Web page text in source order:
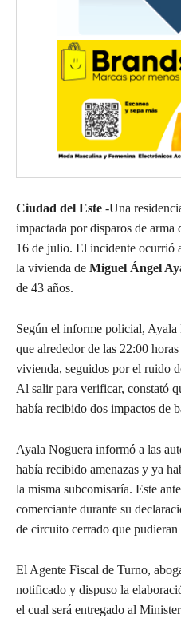
Ciudad del Este -Una
impactada por disparos de arma
16 de julio. El incidente ocurrió
la vivienda de Miguel Ángel
de 43 años.
Según el informe policial, Ayala
que alrededor de las 22:00
vivienda, seguidos por el ruido
Al salir para verificar, constató
había recibido dos impactos de
Ayala Noguera informó a las
había recibido amenazas y ya
la misma subcomisaría. Este
comerciante durante su
de circuito cerrado que
El Agente Fiscal de Turno,
notificado y dispuso la
el cual será entregado al